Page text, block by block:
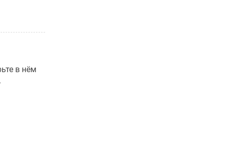
в нём